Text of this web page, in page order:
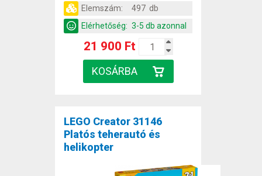
Elemszám:
497 db
Elérhetőség: 3-5 db azonnal
21 900 Ft
LEGO Creator 31146
Platós teherautó és
helikopter